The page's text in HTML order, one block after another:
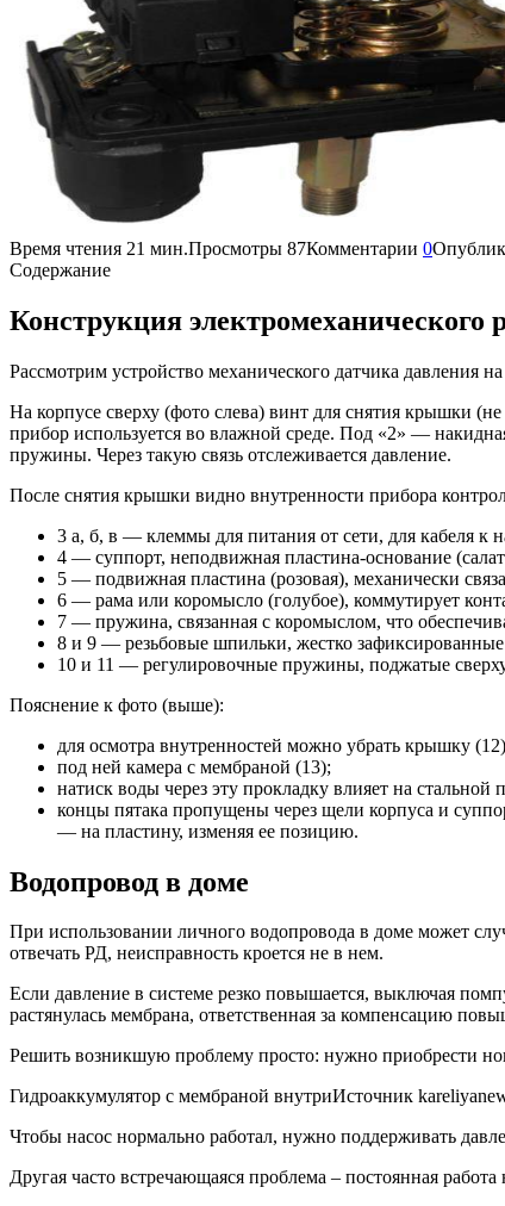
Время чтения 21 мин.Просмотры 87Комментарии 0
Содержание
Конструкция электромеханического
Рассмотрим устройство механического датчика давления
На корпусе сверху (фото слева) винт для снятия крышки
прибор используется во влажной среде. Под «2» —
пружины. Через такую связь отслеживается давление.
После снятия крышки видно внутренности прибора
3 а, б, в — клеммы для питания от сети, для кабеля к
4 — суппорт, неподвижная пластина-основание
5 — подвижная пластина (розовая), механически
6 — рама или коромысло (голубое), коммутирует
7 — пружина, связанная с коромыслом, что
8 и 9 — резьбовые шпильки, жестко
10 и 11 — регулировочные пружины, поджатые
Пояснение к фото (выше):
для осмотра внутренностей можно убрать крышку
под ней камера с мембраной (13);
натиск воды через эту прокладку влияет на
концы пятака пропущены через щели корпуса и
— на пластину, изменяя ее позицию.
Водопровод в доме
При использовании личного водопровода в доме может
отвечать РД, неисправность кроется не в нем.
Если давление в системе резко повышается, выключая
растянулась мембрана, ответственная за компенсацию
Решить возникшую проблему просто: нужно приобрести
Гидроаккумулятор с мембраной внутриИсточник
Чтобы насос нормально работал, нужно поддерживать
Другая часто встречающаяся проблема – постоянная